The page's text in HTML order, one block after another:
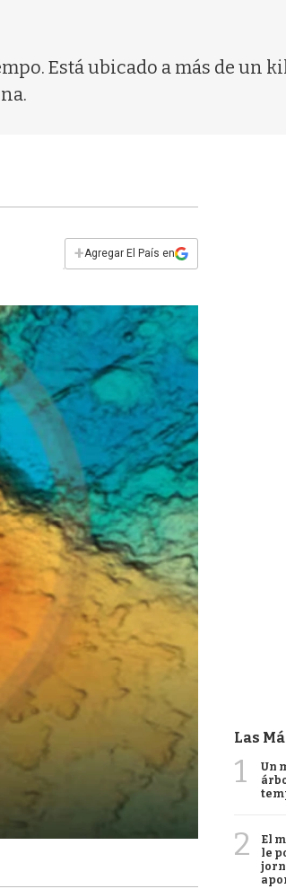
Está ubicado a más de un
+Agregar El País en
Las
1
Un
2
El
le